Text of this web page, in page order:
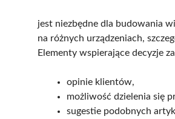
jest niezbędne dla budowania
na różnych urządzeniach,
Elementy wspierające decyzje
opinie klientów,
możliwość dzielenia się
sugestie podobnych